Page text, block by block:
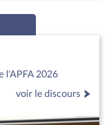
l'APFA 2026
voir le discours